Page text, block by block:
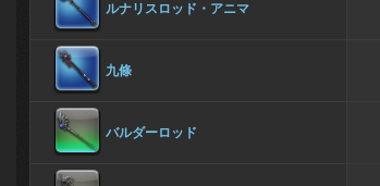
ルナリスロッド・アニマ
九條
バルダーロッド